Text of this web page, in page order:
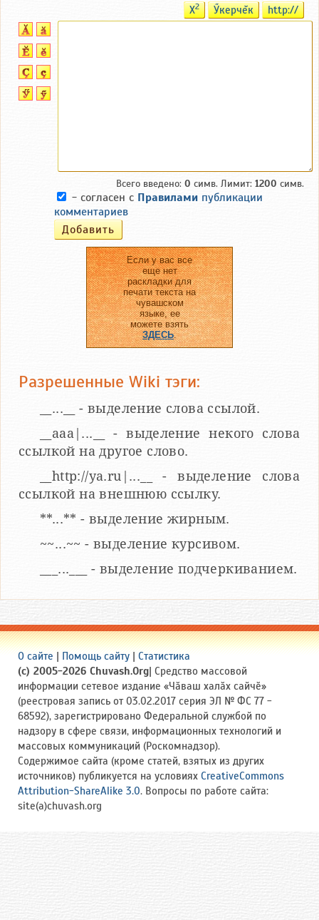
X2 Ӳкерчĕк http://
Всего введено: 0 симв. Лимит: 1200 симв.
- согласен с Правилами публикации
комментариев
Если у вас все
еще нет
раскладки для
печати текста на
чувашском
языке, ее
можете взять
ЗДЕСЬ.
Разрешенные Wiki тэги:
__...__ - выделение слова ссылой.
__aaa|...__ - выделение некого слова
ссылкой на другое слово.
__http://ya.ru|...__ - выделение слова
ссылкой на внешнюю ссылку.
**...** - выделение жирным.
~~...~~ - выделение курсивом.
___...___ - выделение подчеркиванием.
О сайте | Помощь сайту | Статистика
(c) 2005-2026 Chuvash.Org| Средство массовой
информации сетевое издание «Чӑваш халӑх сайчӗ»
(реестровая запись от 03.02.2017 серия ЭЛ № ФС 77 -
68592), зарегистрировано Федеральной службой по
надзору в сфере связи, информационных технологий и
массовых коммуникаций (Роскомнадзор).
Содержимое сайта (кроме статей, взятых из других
источников) публикуется на условиях CreativeCommons
Attribution-ShareAlike 3.0. Вопросы по работе сайта:
site(a)chuvash.org